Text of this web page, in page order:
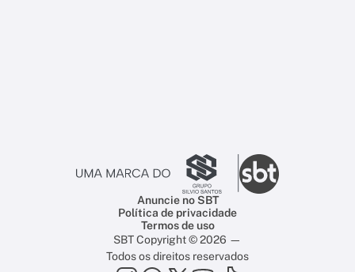
Anuncie no SBT
Política de privacidade
Termos de uso
SBT Copyright © 2026 —
Todos os direitos reservados